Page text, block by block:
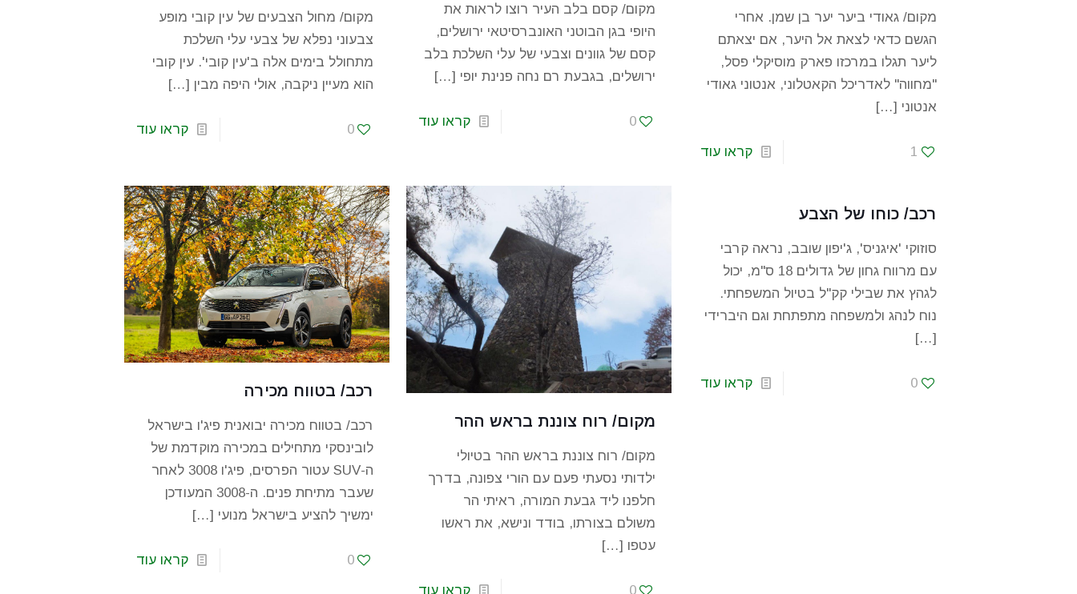
מקום/ גאודי ביער יער בן שמן. אחרי
הגשם כדאי לצאת אל היער, אם יצאתם
ליער תגלו במרכזו פארק מוסיקלי פסל,
"מחווה" לאדריכל הקאטלוני, אנטוני גאודי
אנטוני […]
1 קראו עוד
מקום/ קסם בלב העיר רוצו לראות את
היופי בגן הבוטני האונברסיטאי ירושלים,
קסם של גוונים וצבעי של עלי השלכת בלב
ירושלים, בגבעת רם נחה פנינת יופי […]
0 קראו עוד
מקום/ מחול הצבעים של עין קובי מופע
צבעוני נפלא של צבעי עלי השלכת
מתחולל בימים אלה ב'עין קובי'. עין קובי
הוא מעיין ניקבה, אולי היפה מבין […]
0 קראו עוד
רכב/ כוחו של הצבע
סוזוקי 'איגניס', ג'יפון שובב, נראה קרבי
עם מרווח גחון של גדולים 18 ס"מ, יכול
לגהץ את שבילי קק"ל בטיול המשפחתי.
נוח לנהג ולמשפחה מתפתחת וגם היברידי
[…]
0 קראו עוד
מקום/ רוח צוננת בראש ההר
מקום/ רוח צוננת בראש ההר בטיולי
ילדותי נסעתי פעם עם הורי צפונה, בדרך
חלפנו ליד גבעת המורה, ראיתי הר
משולם בצורתו, בודד ונישא, את ראשו
עטפו […]
0 קראו עוד
רכב/ בטווח מכירה
רכב/ בטווח מכירה יבואנית פיג'ו בישראל
לובינסקי מתחילים במכירה מוקדמת של
ה-SUV עטור הפרסים, פיג'ו 3008 לאחר
שעבר מתיחת פנים. ה-3008 המעודכן
ימשיך להציע בישראל מנועי […]
0 קראו עוד